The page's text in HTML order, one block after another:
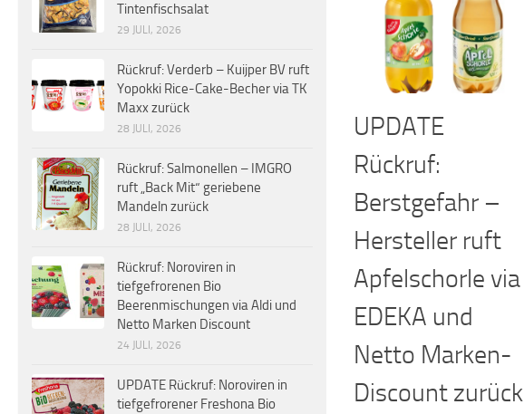
UPDATE
Rückruf:
Berstgefahr –
Hersteller ruft
Apfelschorle via
EDEKA und
Netto Marken-
Discount zurück
Tintenfischsalat
29 JULI, 2026
Rückruf: Verderb – Kuijper BV ruft
Yopokki Rice-Cake-Becher via TK
Maxx zurück
28 JULI, 2026
Rückruf: Salmonellen – IMGRO
ruft „Back Mit“ geriebene
Mandeln zurück
28 JULI, 2026
Rückruf: Noroviren in
tiefgefrorenen Bio
Beerenmischungen via Aldi und
Netto Marken Discount
24 JULI, 2026
UPDATE Rückruf: Noroviren in
tiefgefrorener Freshona Bio